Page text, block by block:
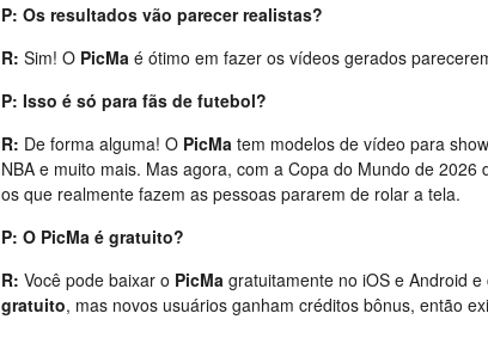
P: Os resultados vão parecer realistas?
R: Sim! O PicMa é ótimo em fazer os vídeos gerados
P: Isso é só para fãs de futebol?
R: De forma alguma! O PicMa tem modelos de vídeo para
NBA e muito mais. Mas agora, com a Copa do Mundo de
os que realmente fazem as pessoas pararem de rolar a tela.
P: O PicMa é gratuito?
R: Você pode baixar o PicMa gratuitamente no iOS e Android
gratuito, mas novos usuários ganham créditos bônus, então